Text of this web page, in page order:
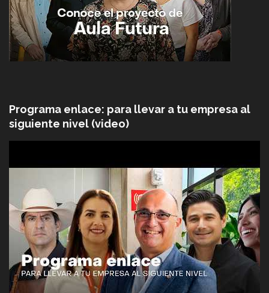
Programa enlace: para llevar a tu empresa al
siguiente nivel (video)